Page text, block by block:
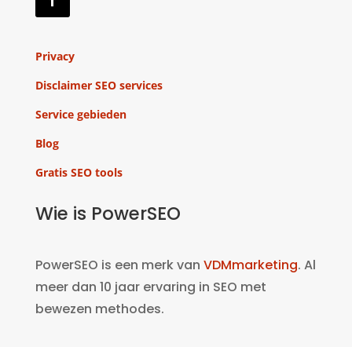
Privacy
Disclaimer SEO services
Service gebieden
Blog
Gratis SEO tools
Wie is PowerSEO
PowerSEO is een merk van VDMmarketing. Al
meer dan 10 jaar ervaring in SEO met
bewezen methodes.